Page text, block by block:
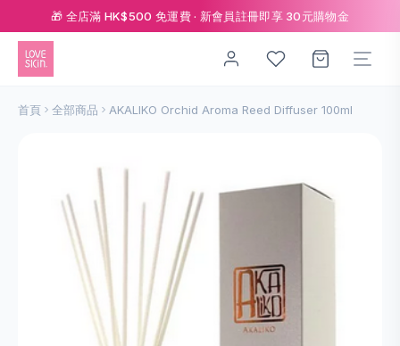
🎁 全店滿 HK$500 免運費 · 新會員註冊即享 30元購物金
首頁 全部商品 AKALIKO Orchid Aroma Reed Diffuser 100ml